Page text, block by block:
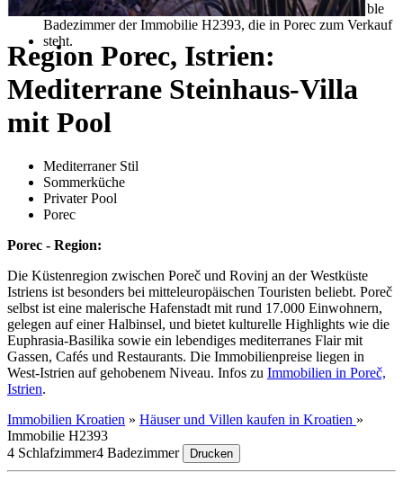
Region Porec, Istrien:
Mediterrane Steinhaus-Villa
mit Pool
Mediterraner Stil
Sommerküche
Privater Pool
Porec
Porec - Region:
Die Küstenregion zwischen Poreč und Rovinj an der Westküste
Istriens ist besonders bei mitteleuropäischen Touristen beliebt. Poreč
selbst ist eine malerische Hafenstadt mit rund 17.000 Einwohnern,
gelegen auf einer Halbinsel, und bietet kulturelle Highlights wie die
Euphrasia-Basilika sowie ein lebendiges mediterranes Flair mit
Gassen, Cafés und Restaurants. Die Immobilienpreise liegen in
West-Istrien auf gehobenem Niveau. Infos zu Immobilien in Poreč,
Istrien.
Immobilien Kroatien » Häuser und Villen kaufen in Kroatien »
Immobilie H2393
4 Schlafzimmer4 Badezimmer Drucken